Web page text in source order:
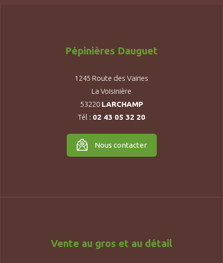
Pépinières Dauguet
1245 Route des Vairies
La Voisinière
53220 LARCHAMP
Tél : 02 43 05 32 20
Nous contacter
Vente au gros et au détail